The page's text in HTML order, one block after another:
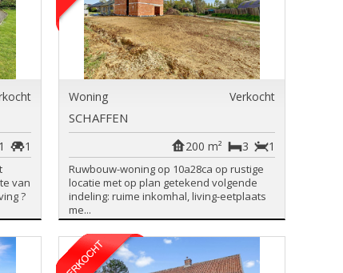
1
van
?
Woning Verkocht
SCHAFFEN
1
3
200 m²
Ruwbouw-woning op 10a28ca op rustige
locatie met op plan getekend volgende
indeling: ruime inkomhal, living-eetplaats
me...